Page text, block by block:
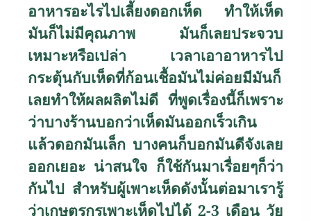
อาหารอะไรไปเลี้ยงดอกเห็ด ทำให้เห็ด
มันก็ไม่มีคุณภาพ มันก็เลยประจวบ
เหมาะหรือเปล่า เวลาเอาอาหารไป
กระตุ้นกับเห็ดที่ก้อนเชื้อมันไม่ค่อยมีมันก็
เลยทำให้ผลผลิตไม่ดี ที่พูดเรื่องนี้ก็เพราะ
ว่าบางร้านบอกว่าเห็ดมันออกเร็วเกิน
แล้วดอกมันเล็ก บางคนก็บอกมันดีจังเลย
ออกเยอะ น่าสนใจ ก็ใช้กันมาเรื่อยๆก็ว่า
กันไป สำหรับผู้เพาะเห็ดดังนั้นต่อมาเรารู้
ว่าเกษตรกรเพาะเห็ดไปได้ 2-3 เดือน วัย